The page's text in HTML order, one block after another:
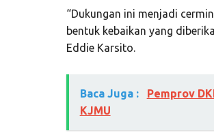
“Dukungan ini menjadi
bentuk kebaikan yang
Eddie Karsito.
Baca Juga :
Pemprov
KJMU